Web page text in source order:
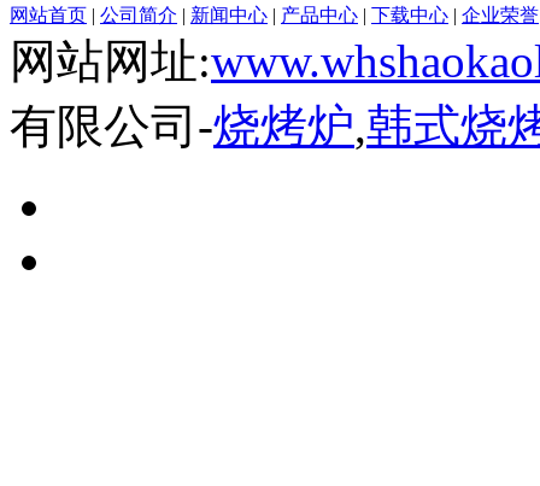
网站首页 | 公司简介 | 新闻中心 | 产品中心 | 下载中心 | 企业荣誉
网站网址:
有限公司-烧烤炉,韩式烧